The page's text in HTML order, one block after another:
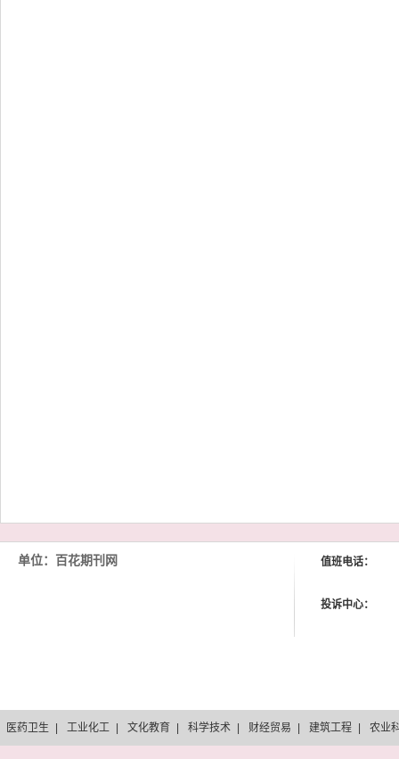
单位：百花期刊网 值班电话：
投诉中心：
医药卫生 工业化工 文化教育 科学技术 财经贸易 建筑工程 农业